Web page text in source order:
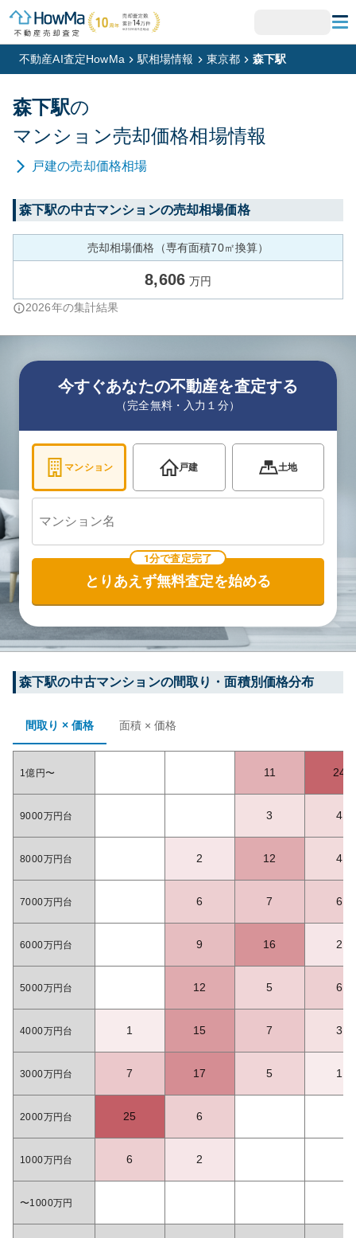
不動産AI査定HowMa 駅相場情報 東京都 森下駅
森下駅の
マンション売却価格相場情報
戸建の売却価格相場
森下駅の中古マンションの売却相場価格
売却相場価格（専有面積70㎡換算）
8,606 万円
2026年の集計結果
今すぐあなたの不動産を査定する
（完全無料・入力１分）
マンション 戸建 土地
1分で査定完了
とりあえず無料査定を始める
森下駅の中古マンションの間取り・面積別価格分布
間取り × 価格 面積 × 価格
1億円〜 11 24
9000万円台 3 4
8000万円台 2 12 4
7000万円台 6 7 6
6000万円台 9 16 2
5000万円台 12 5 6
4000万円台 1 15 7 3
3000万円台 7 17 5 1
2000万円台 25 6
1000万円台 6 2
〜1000万円